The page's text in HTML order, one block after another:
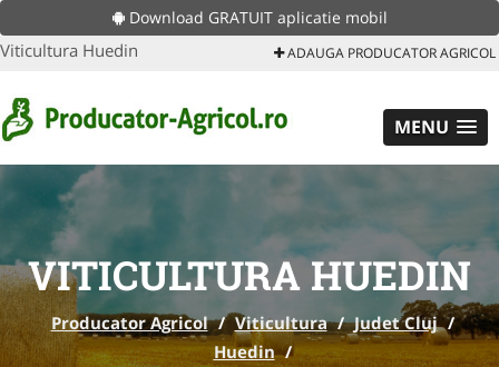
Download GRATUIT aplicatie mobil
Viticultura Huedin ADAUGA PRODUCATOR AGRICOL
MENU
VITICULTURA HUEDIN
Producator Agricol / Viticultura / Judet Cluj /
Huedin /